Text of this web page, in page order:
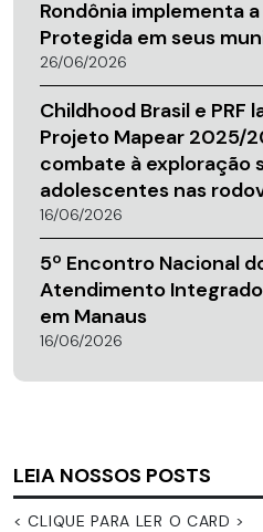
Rondônia implementa
Protegida em seus
26/06/2026
Childhood Brasil e PRF
Projeto Mapear 2025/
combate à exploração
adolescentes nas
16/06/2026
5º Encontro Nacional
Atendimento
em Manaus
16/06/2026
LEIA NOSSOS POSTS
< CLIQUE PARA LER O CARD >